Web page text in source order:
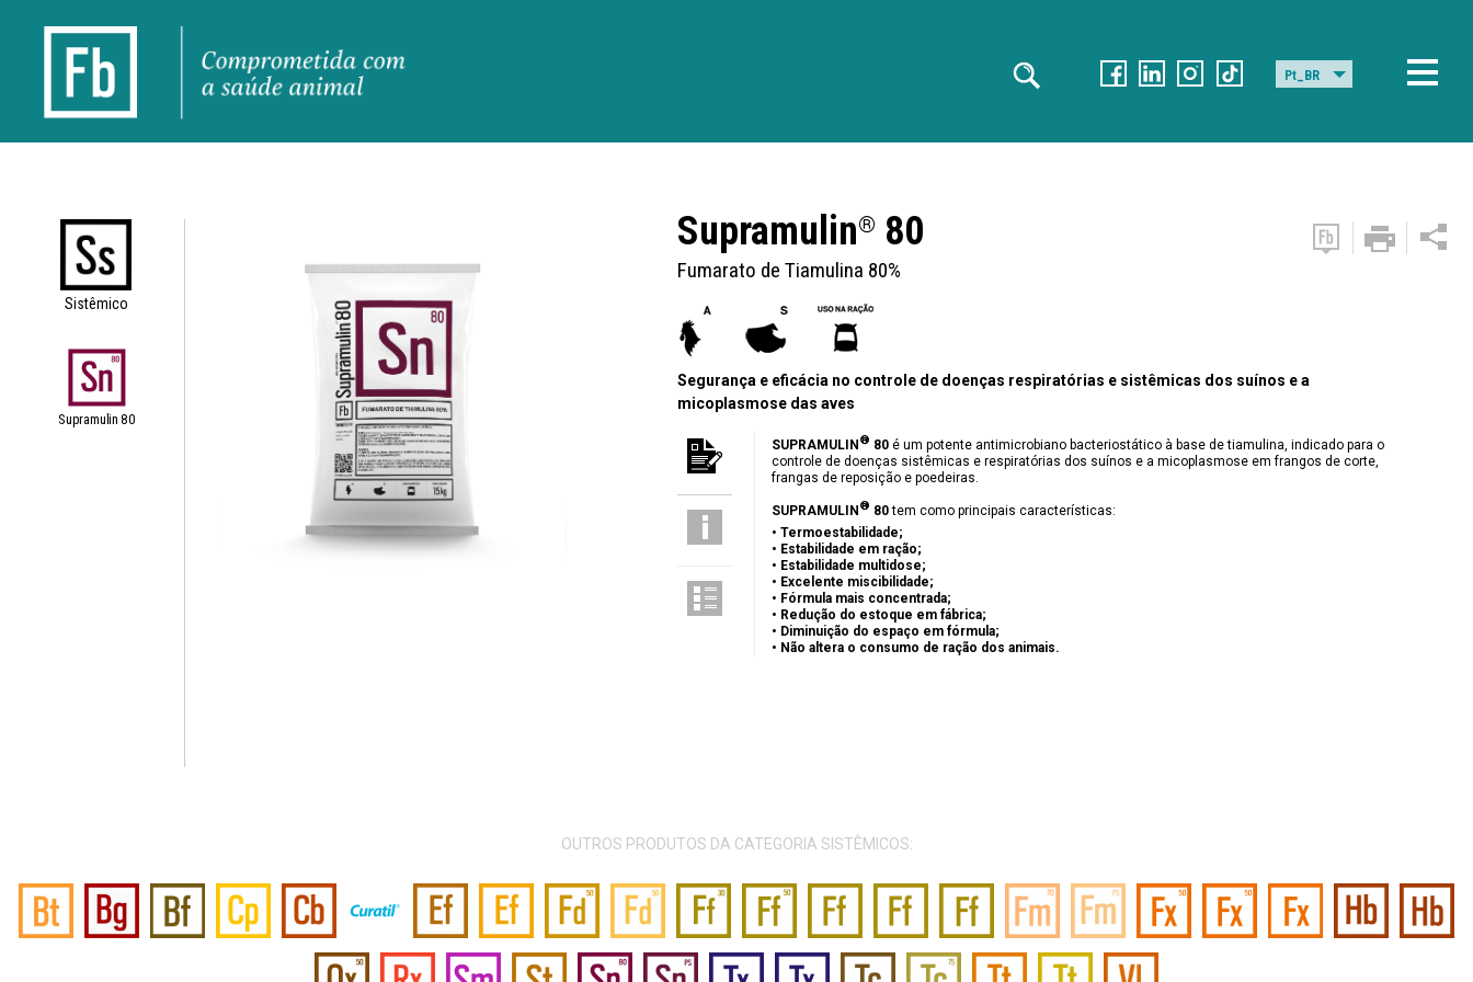
Pt_BR
Sistêmico
Supramulin 80
Supramulin® 80
Fumarato de Tiamulina 80%
Segurança e eficácia no controle de doenças respiratórias e sistêmicas dos suínos e a
micoplasmose das aves
SUPRAMULIN ® 80 é um potente antimicrobiano bacteriostático à base de tiamulina, indicado para o
controle de doenças sistêmicas e respiratórias dos suínos e a micoplasmose em frangos de corte,
frangas de reposição e poedeiras.
SUPRAMULIN ® 80tem como principais características:
• Termoestabilidade;
• Estabilidade em ração;
• Estabilidade multidose;
• Excelente miscibilidade;
• Fórmula mais concentrada;
• Redução do estoque em fábrica;
• Diminuição do espaço em fórmula;
• Não altera o consumo de ração dos animais.
OUTROS PRODUTOS DA CATEGORIA SISTÊMICOS: